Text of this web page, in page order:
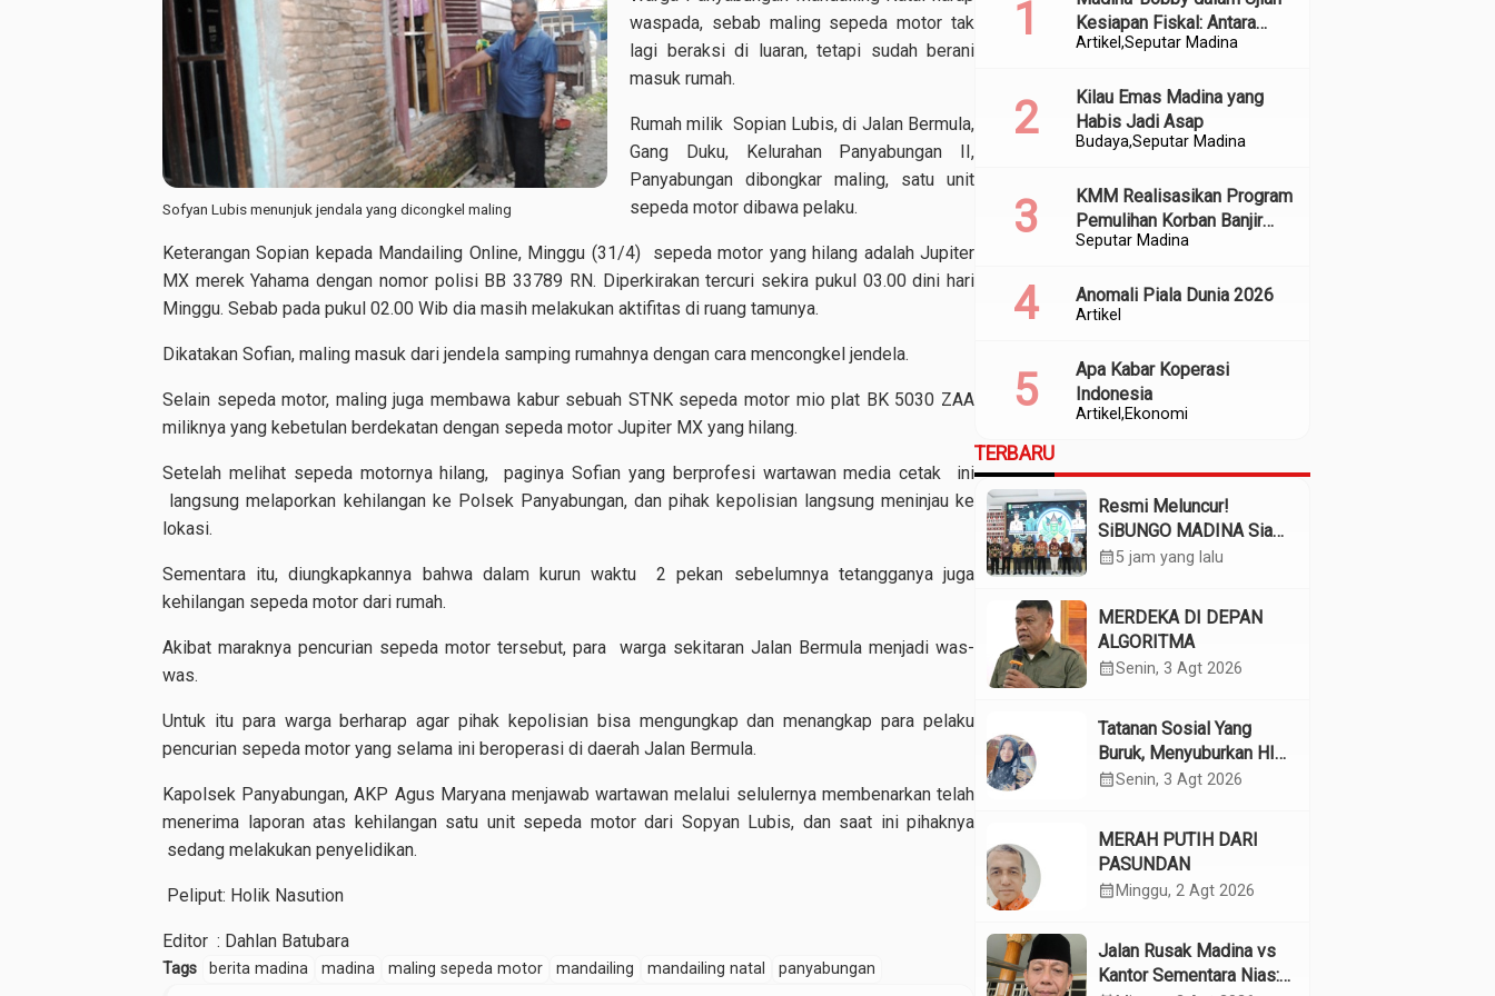
Sofyan Lubis menunjuk jendala yang dicongkel maling
waspada, sebab maling sepeda motor tak
lagi beraksi di luaran, tetapi sudah berani
masuk rumah.
Rumah milik Sopian Lubis, di Jalan Bermula,
Gang Duku, Kelurahan Panyabungan II,
Panyabungan dibongkar maling, satu unit
sepeda motor dibawa pelaku.
Keterangan Sopian kepada Mandailing Online, Minggu (31/4) sepeda motor yang hilang adalah Jupiter
MX merek Yahama dengan nomor polisi BB 33789 RN. Diperkirakan tercuri sekira pukul 03.00 dini hari
Minggu. Sebab pada pukul 02.00 Wib dia masih melakukan aktifitas di ruang tamunya.
Dikatakan Sofian, maling masuk dari jendela samping rumahnya dengan cara mencongkel jendela.
Selain sepeda motor, maling juga membawa kabur sebuah STNK sepeda motor mio plat BK 5030 ZAA
miliknya yang kebetulan berdekatan dengan sepeda motor Jupiter MX yang hilang.
Setelah melihat sepeda motornya hilang, paginya Sofian yang berprofesi wartawan media cetak ini
langsung melaporkan kehilangan ke Polsek Panyabungan, dan pihak kepolisian langsung meninjau ke
lokasi.
Sementara itu, diungkapkannya bahwa dalam kurun waktu 2 pekan sebelumnya tetangganya juga
kehilangan sepeda motor dari rumah.
Akibat maraknya pencurian sepeda motor tersebut, para warga sekitaran Jalan Bermula menjadi was-
was.
Untuk itu para warga berharap agar pihak kepolisian bisa mengungkap dan menangkap para pelaku
pencurian sepeda motor yang selama ini beroperasi di daerah Jalan Bermula.
Kapolsek Panyabungan, AKP Agus Maryana menjawab wartawan melalui selulernya membenarkan telah
menerima laporan atas kehilangan satu unit sepeda motor dari Sopyan Lubis, dan saat ini pihaknya
sedang melakukan penyelidikan.
Peliput: Holik Nasution
Editor : Dahlan Batubara
Tags berita madina madina maling sepeda motor mandailing mandailing natal panyabungan
Artikel Seputar Madina
Kesiapan Fiskal: Antara
Kedekatan Politik dan
BudayaSeputar Madina
Kilau Emas Madina yang
Habis Jadi Asap
Seputar Madina
KMM Realisasikan Program
Pemulihan Korban Banjir
dan Longsor di Kabupaten
Artikel
Anomali Piala Dunia 2026
Artikel Ekonomi
Apa Kabar Koperasi
Indonesia
TERBARU
Resmi Meluncur!
SiBUNGO MADINA Siap
Optimalkan Pendapatan
calendar_month5 jam yang lalu
MERDEKA DI DEPAN
ALGORITMA
calendar_monthSenin, 3 Agt 2026
Tatanan Sosial Yang
Buruk, Menyuburkan HIV
Pada Remaja
calendar_monthSenin, 3 Agt 2026
MERAH PUTIH DARI
PASUNDAN
calendar_month Minggu, 2 Agt 2026
Jalan Rusak Madina vs
Kantor Sementara Nias: